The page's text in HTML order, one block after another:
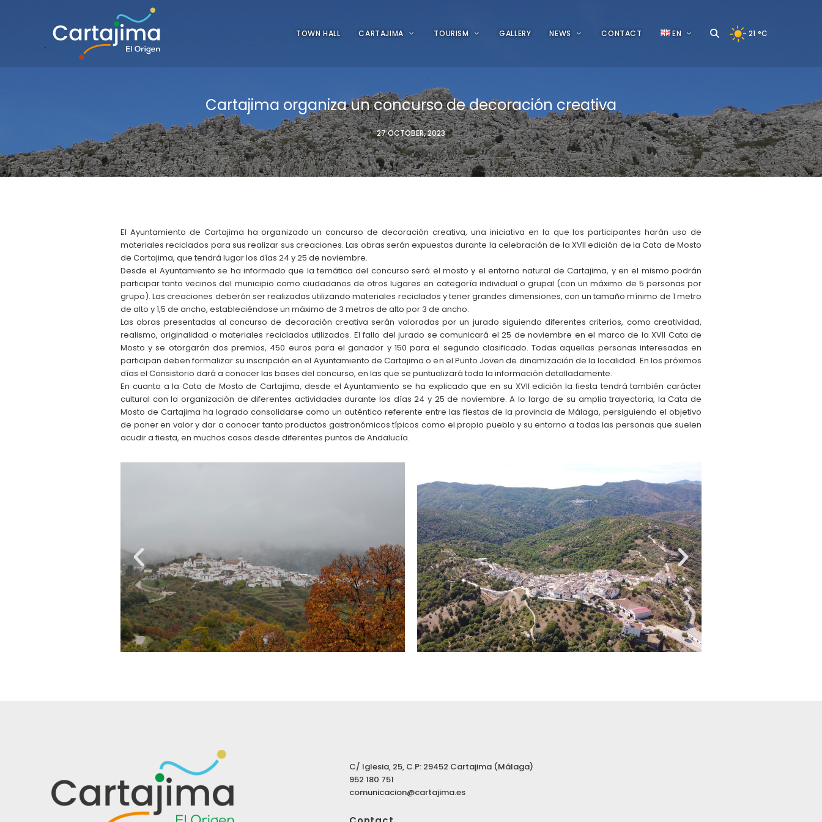
TOWN HALL CARTAJIMA TOURISM GALLERY NEWS CONTACT EN 21 °C
Cartajima organiza un concurso de decoración creativa
27 OCTOBER, 2023
El Ayuntamiento de Cartajima ha organizado un concurso de decoración creativa, una iniciativa en la que los participantes harán uso de
materiales reciclados para sus realizar sus creaciones. Las obras serán expuestas durante la celebración de la XVII edición de la Cata de Mosto
de Cartajima, que tendrá lugar los días 24 y 25 de noviembre.
Desde el Ayuntamiento se ha informado que la temática del concurso será el mosto y el entorno natural de Cartajima, y en el mismo podrán
participar tanto vecinos del municipio como ciudadanos de otros lugares en categoría individual o grupal (con un máximo de 5 personas por
grupo). Las creaciones deberán ser realizadas utilizando materiales reciclados y tener grandes dimensiones, con un tamaño mínimo de 1 metro
de alto y 1,5 de ancho, estableciéndose un máximo de 3 metros de alto por 3 de ancho.
Las obras presentadas al concurso de decoración creativa serán valoradas por un jurado siguiendo diferentes criterios, como creatividad,
realismo, originalidad o materiales reciclados utilizados. El fallo del jurado se comunicará el 25 de noviembre en el marco de la XVII Cata de
Mosto y se otorgarán dos premios, 450 euros para el ganador y 150 para el segundo clasificado. Todas aquellas personas interesadas en
participan deben formalizar su inscripción en el Ayuntamiento de Cartajima o en el Punto Joven de dinamización de la localidad. En los próximos
días el Consistorio dará a conocer las bases del concurso, en las que se puntualizará toda la información detalladamente.
En cuanto a la Cata de Mosto de Cartajima, desde el Ayuntamiento se ha explicado que en su XVII edición la fiesta tendrá también carácter
cultural con la organización de diferentes actividades durante los días 24 y 25 de noviembre. A lo largo de su amplia trayectoria, la Cata de
Mosto de Cartajima ha logrado consolidarse como un auténtico referente entre las fiestas de la provincia de Málaga, persiguiendo el objetivo
de poner en valor y dar a conocer tanto productos gastronómicos típicos como el propio pueblo y su entorno a todas las personas que suelen
acudir a fiesta, en muchos casos desde diferentes puntos de Andalucía.
C/ Iglesia, 25, C.P: 29452 Cartajima (Málaga)
952 180 751
comunicacion@cartajima.es